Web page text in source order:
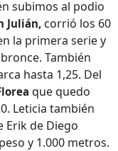
subimos al podio
Julián,corrió los 60
la primera serie y
También
hasta 1,25. Del
que quedo
Leticia también
Erik de Diego
y 1.000 metros.